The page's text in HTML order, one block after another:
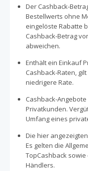
Der Cashback-
Bestellwerts ohne
eingelöste Rabatte
Cashback-Betrag
abweichen.
Enthält ein Einkauf
Cashback-Raten,
niedrigere Rate.
Cashback-
Privatkunden.
Umfang eines
Die hier
Es gelten die
TopCashback
Händlers.